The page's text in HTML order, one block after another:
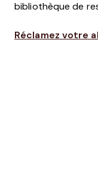
bibliothèque de
Réclamez votre